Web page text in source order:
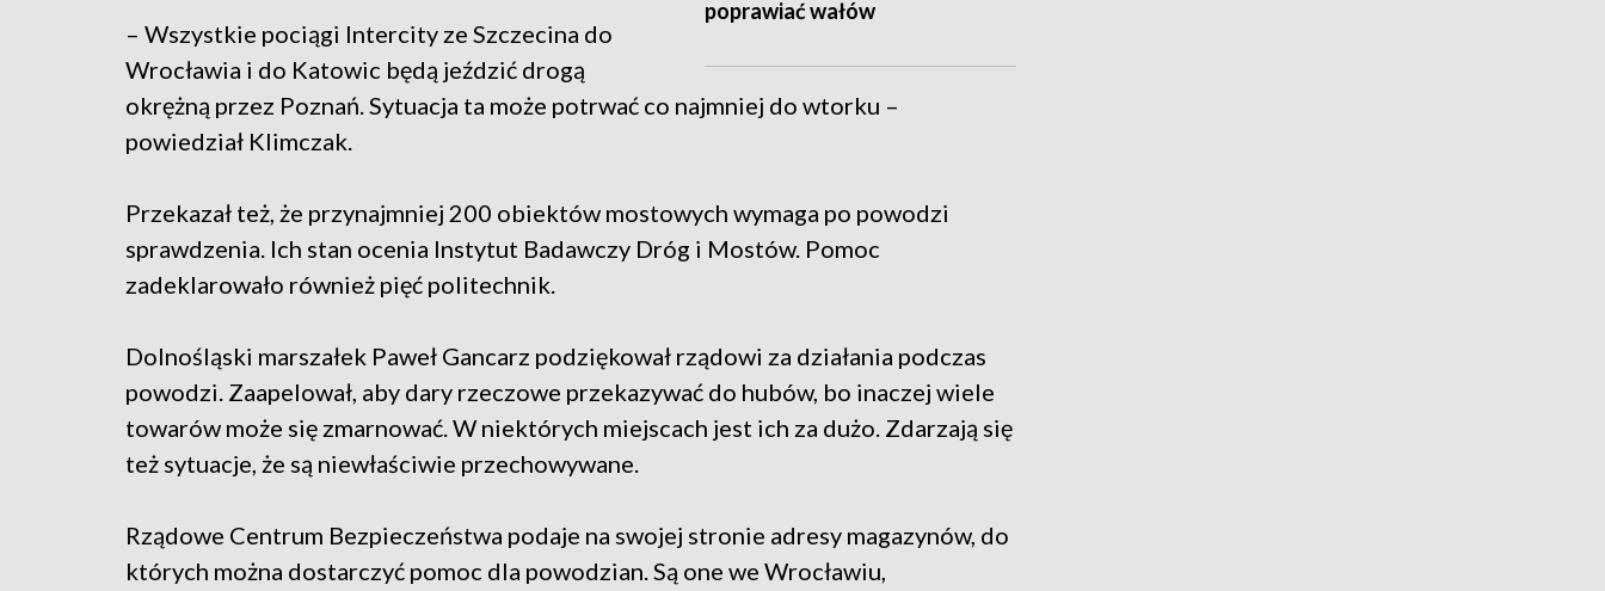
poprawiać wałów
– Wszystkie pociągi Intercity ze Szczecina do
Wrocławia i do Katowic będą jeździć drogą
okrężną przez Poznań. Sytuacja ta może potrwać co najmniej do wtorku –
powiedział Klimczak.
Przekazał też, że przynajmniej 200 obiektów mostowych wymaga po powodzi
sprawdzenia. Ich stan ocenia Instytut Badawczy Dróg i Mostów. Pomoc
zadeklarowało również pięć politechnik.
Dolnośląski marszałek Paweł Gancarz podziękował rządowi za działania podczas
powodzi. Zaapelował, aby dary rzeczowe przekazywać do hubów, bo inaczej wiele
towarów może się zmarnować. W niektórych miejscach jest ich za dużo. Zdarzają się
też sytuacje, że są niewłaściwie przechowywane.
Rządowe Centrum Bezpieczeństwa podaje na swojej stronie adresy magazynów, do
których można dostarczyć pomoc dla powodzian. Są one we Wrocławiu,